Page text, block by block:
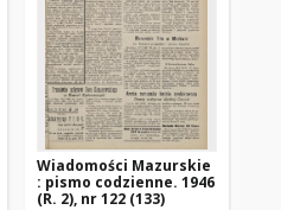
Wiadomości Mazurskie
: pismo codzienne. 1946
(R. 2), nr 122 (133)